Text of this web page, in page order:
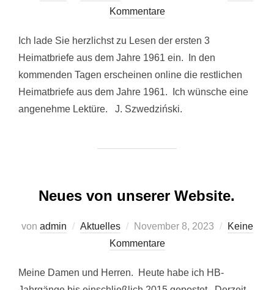
am
Kommentare
Ich lade Sie herzlichst zu Lesen der ersten 3
Heimatbriefe aus dem Jahre 1961 ein. In den
kommenden Tagen erscheinen online die restlichen
Heimatbriefe aus dem Jahre 1961. Ich wünsche eine
angenehme Lektüre. J. Szwedziński.
Neues von unserer Website.
von admin Aktuelles
Veröffentlicht
am
November 8, 2023
Keine
Kommentare
Meine Damen und Herren. Heute habe ich HB-